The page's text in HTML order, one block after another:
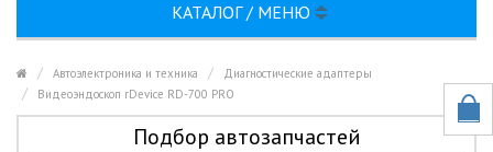
КАТАЛОГ / МЕНЮ
Автоэлектроника и техника
Диагностические адаптеры
Видеоэндоскоп rDevice RD-700 PRO
Подбор автозапчастей